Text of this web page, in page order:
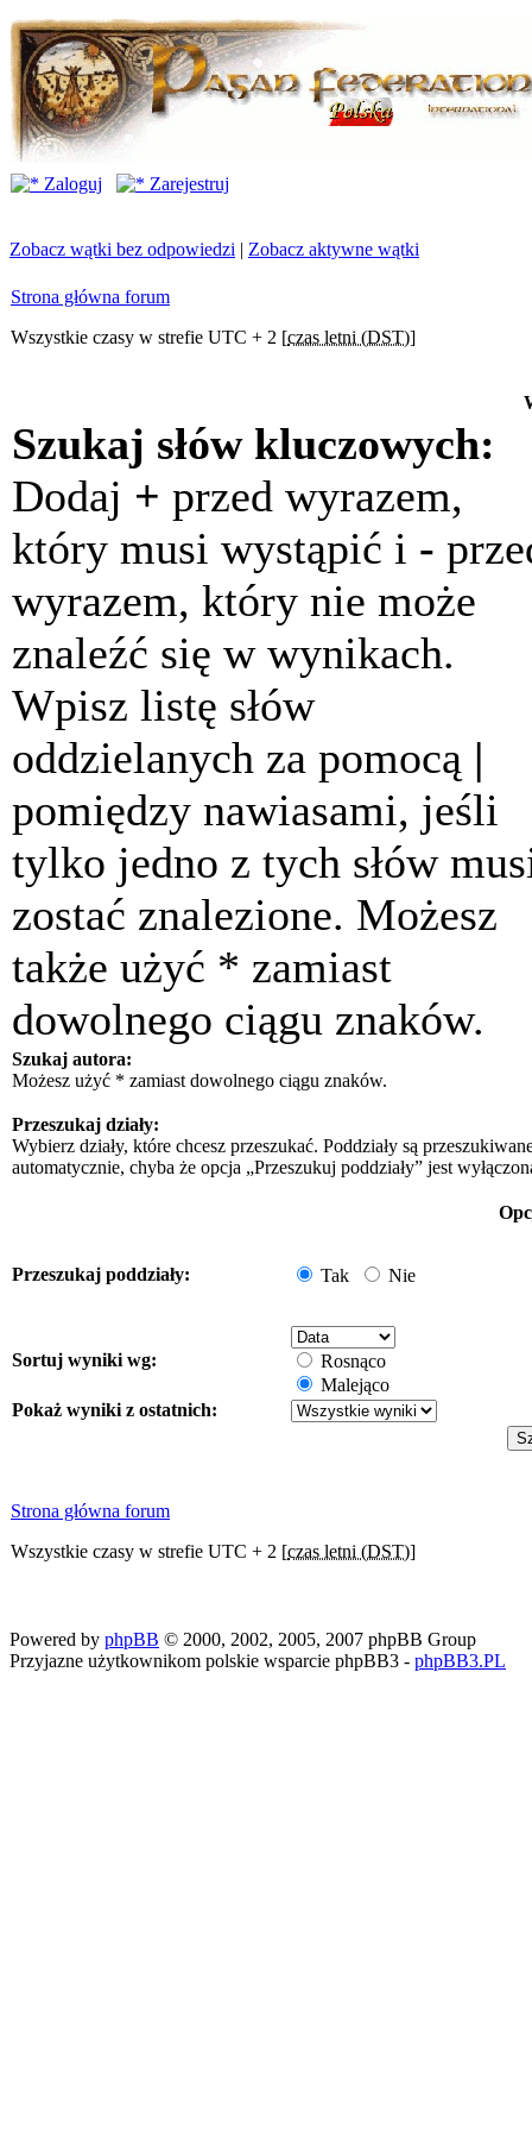
Zaloguj Zarejestruj
Zobacz wątki bez odpowiedzi | Zobacz aktywne wątki
Strona główna forum
Wszystkie czasy w strefie UTC + 2 [czas letni (DST)]
Szukaj słów kluczowych:
Dodaj + przed wyrazem,
który musi wystąpić i -
wyrazem, który nie może
znaleźć się w wynikach.
Wpisz listę słów
oddzielanych za pomocą |
pomiędzy nawiasami, jeśli
tylko jedno z tych słów
zostać znalezione. Możesz
także użyć * zamiast
dowolnego ciągu znaków.
Szukaj autora:
Możesz użyć * zamiast dowolnego ciągu znaków.
Przeszukaj działy:
Wybierz działy, które chcesz przeszukać. Poddziały są
automatycznie, chyba że opcja „Przeszukuj poddziały” jest
Przeszukaj poddziały: Tak Nie
Sortuj wyniki wg:
Rosnąco
Malejąco
Pokaż wyniki z ostatnich:
Strona główna forum
Wszystkie czasy w strefie UTC + 2 [czas letni (DST)]
Powered by phpBB © 2000, 2002, 2005, 2007 phpBB Group
Przyjazne użytkownikom polskie wsparcie phpBB3 - phpBB3.PL